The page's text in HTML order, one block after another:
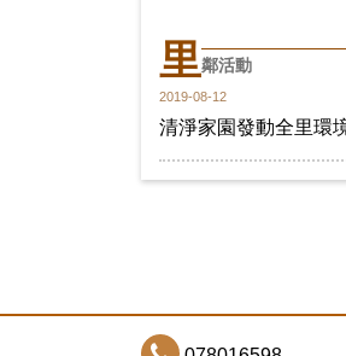
里鄰活動
2019-08-12
清淨家園發動全里環